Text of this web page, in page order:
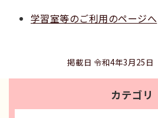
学習室等のご利用のページへ
掲載日 令和4年3月25日
カテゴリ